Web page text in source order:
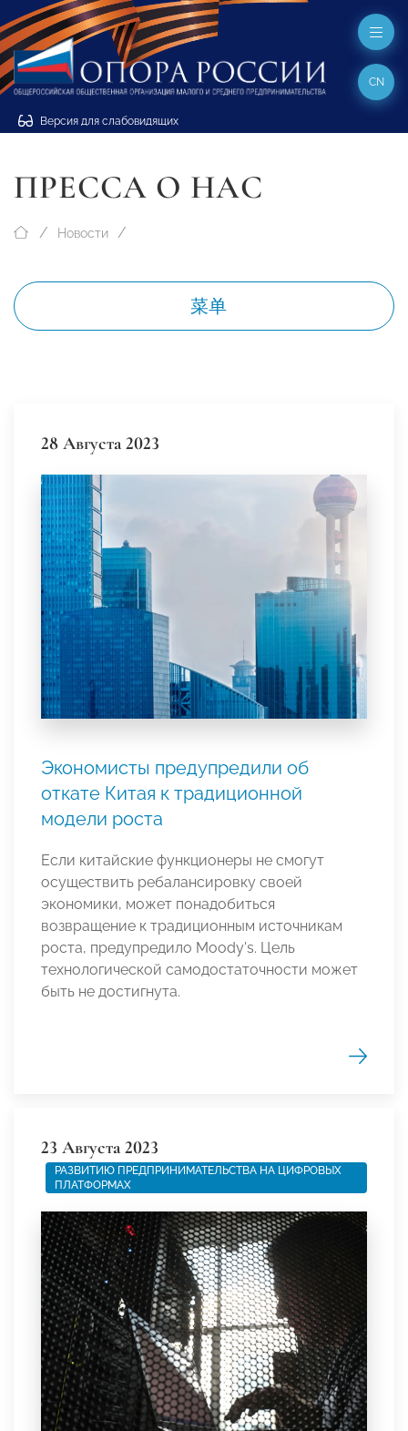
Версия для слабовидящих
CN
ПРЕССА О НАС
Новости
菜单
28 Августа 2023
Экономисты предупредили об
откате Китая к традиционной
модели роста
Если китайские функционеры не смогут
осуществить ребалансировку своей
экономики, может понадобиться
возвращение к традиционным источникам
роста, предупредило Moody's. Цель
технологической самодостаточности может
быть не достигнута.
23 Августа 2023
РАЗВИТИЮ ПРЕДПРИНИМАТЕЛЬСТВА НА ЦИФРОВЫХ
ПЛАТФОРМАХ